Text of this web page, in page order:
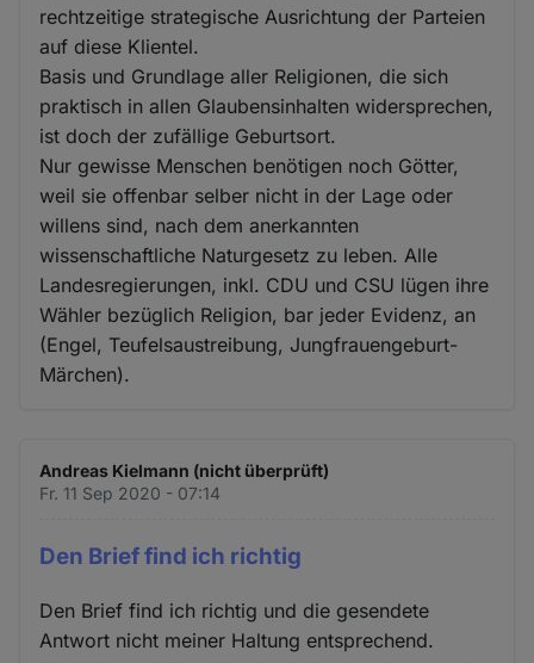
rechtzeitige strategische Ausrichtung der Parteien
auf diese Klientel.
Basis und Grundlage aller Religionen, die sich
praktisch in allen Glaubensinhalten widersprechen,
ist doch der zufällige Geburtsort.
Nur gewisse Menschen benötigen noch Götter,
weil sie offenbar selber nicht in der Lage oder
willens sind, nach dem anerkannten
wissenschaftliche Naturgesetz zu leben. Alle
Landesregierungen, inkl. CDU und CSU lügen ihre
Wähler bezüglich Religion, bar jeder Evidenz, an
(Engel, Teufelsaustreibung, Jungfrauengeburt-
Märchen).
Andreas Kielmann (nicht überprüft)
Fr. 11 Sep 2020 - 07:14
Den Brief find ich richtig
Den Brief find ich richtig und die gesendete
Antwort nicht meiner Haltung entsprechend.